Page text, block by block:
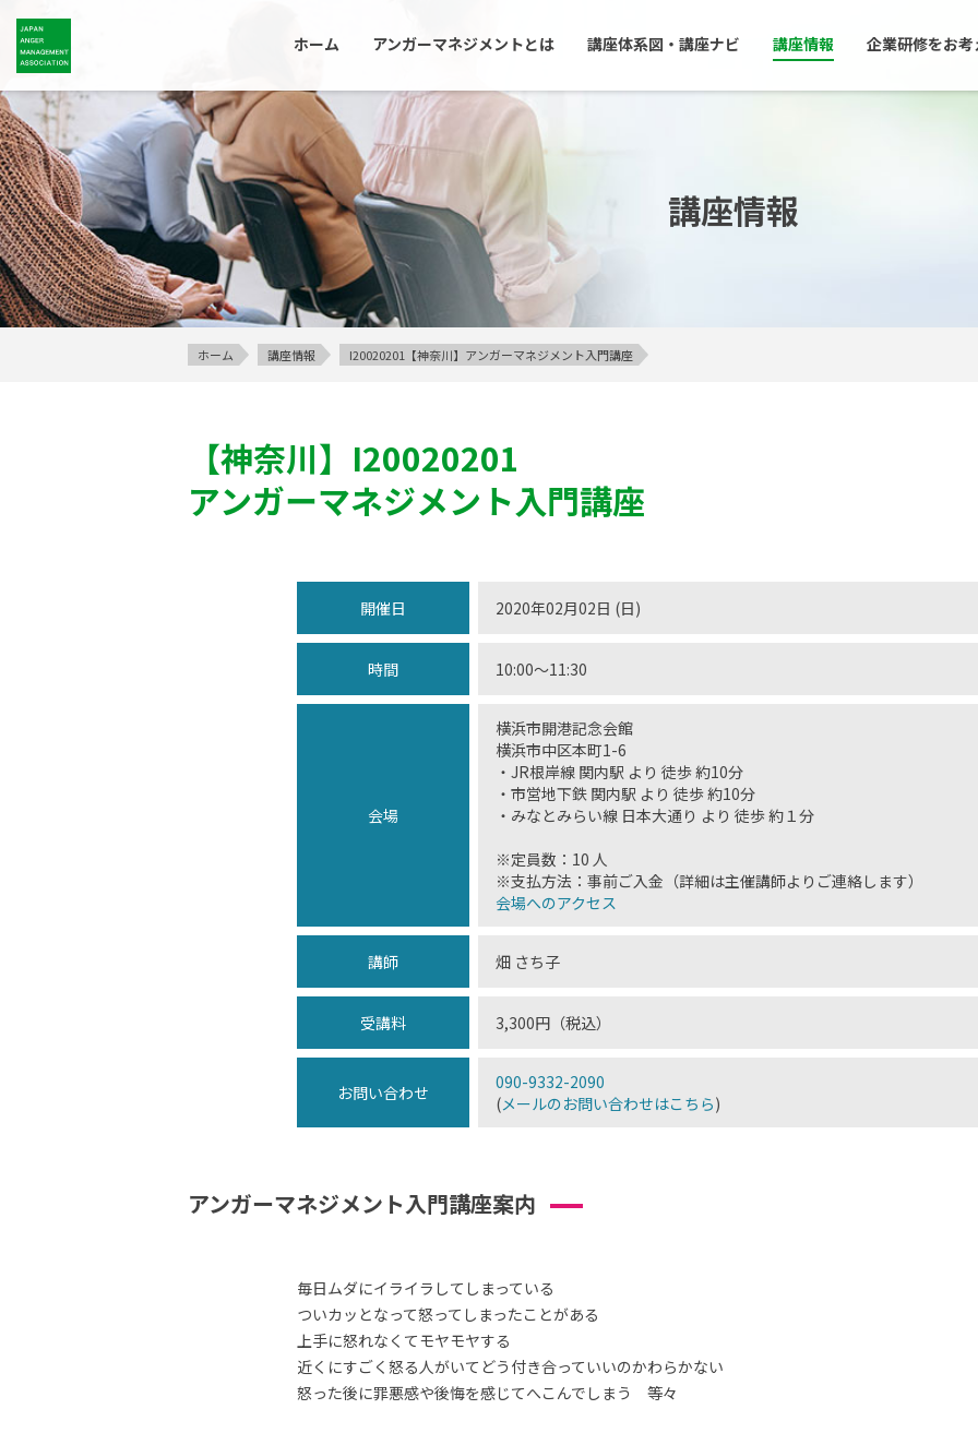
ホーム アンガーマネジメントとは 講座体系図・講座ナビ 講座情報 企業研修をお
講座情報
ホーム 講座情報 I20020201【神奈川】アンガーマネジメント入門講座
【神奈川】 I20020201
アンガーマネジメント入門講座
開催日 2020年02月02日 (日)
時間 10:00〜11:30
会場
横浜市開港記念会館
横浜市中区本町1-6
・JR根岸線 関内駅 より 徒歩 約10分
・市営地下鉄 関内駅 より 徒歩 約10分
・みなとみらい線 日本大通り より 徒歩 約１分
※定員数：10 人
※支払方法：事前ご入金（詳細は主催講師よりご連絡します）
会場へのアクセス
講師 畑 さち子
受講料 3,300円（税込）
お問い合わせ
090-9332-2090
(メールのお問い合わせはこちら)
アンガーマネジメント入門講座案内
毎日ムダにイライラしてしまっている
ついカッとなって怒ってしまったことがある
上手に怒れなくてモヤモヤする
近くにすごく怒る人がいてどう付き合っていいのかわらかない
怒った後に罪悪感や後悔を感じてへこんでしまう 等々